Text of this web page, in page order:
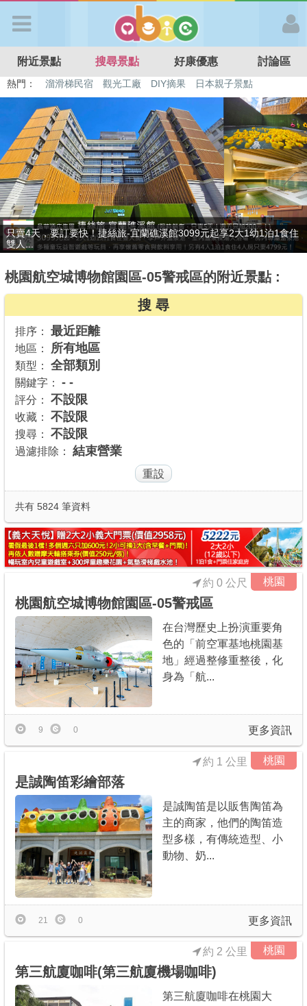
APP登入
首 頁
搜尋景點
好康優惠
最新消息
最新留言
商家合作
推薦景點
討論區
APP下載
附近景點 搜尋景點 好康優惠 討論區
熱門： 特色遊戲場 親子住房優惠 台北親子餐廳
溫泉泡湯SPA
溜滑梯民宿
觀光工廠 DIY摘果 日本親子景點
贈九族文化村門票2張(總價值1100元*2)！4099元享日月潭經典大飯
店...
桃園航空城博物館園區-05警戒區的附近景點 :
搜 尋
排序： 最近距離
地區： 所有地區
類型： 全部類別
關鍵字： - -
評分： 不設限
收藏： 不設限
搜尋： 不設限
過濾排除： 結束營業
共有 5824 筆資料
桃園
桃園航空城博物館園區-05警戒區
約 0 公尺
在台灣歷史上扮演重要角
色的「前空軍基地桃園基
地」經過整修重整後，化
身為「航...
更多資訊
9 0
桃園
是誠陶笛彩繪部落
約 1 公里
是誠陶笛是以販售陶笛為
主的商家，他們的陶笛造
型多樣，有傳統造型、小
動物、奶...
更多資訊
21 0
桃園
第三航廈咖啡(第三航廈機場咖啡)
約 2 公里
第三航廈咖啡在桃園大